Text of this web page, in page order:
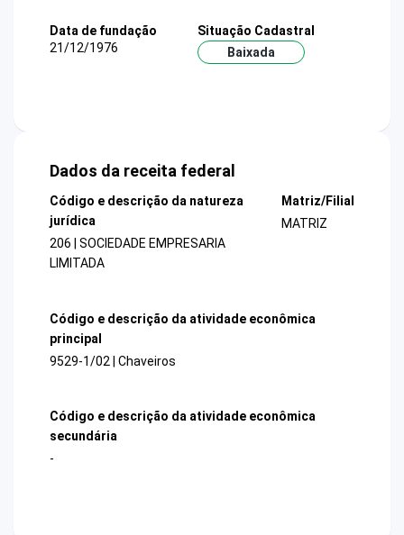
Data de fundação
21/12/1976
Situação Cadastral
Baixada
Dados da receita federal
Código e descrição da natureza
jurídica
206 | SOCIEDADE EMPRESARIA
LIMITADA
Matriz/Filial
MATRIZ
Código e descrição da atividade econômica
principal
9529-1/02 | Chaveiros
Código e descrição da atividade econômica
secundária
-